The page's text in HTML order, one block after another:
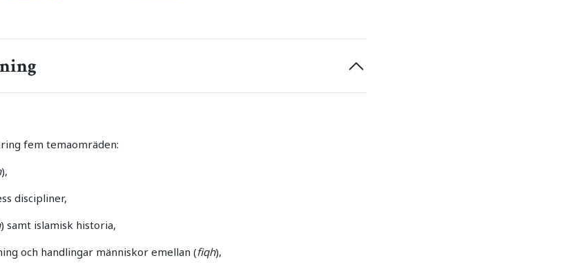
fem temaomräden:
),
discipliner,
) samt islamisk historia,
och handlingar människor emellan (fiqh),